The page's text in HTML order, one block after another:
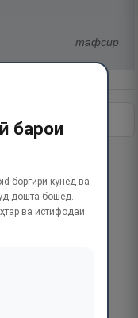
тафсир
додан
барои
боргирӣ кунед ва
дошта бошед.
ва истифодаи